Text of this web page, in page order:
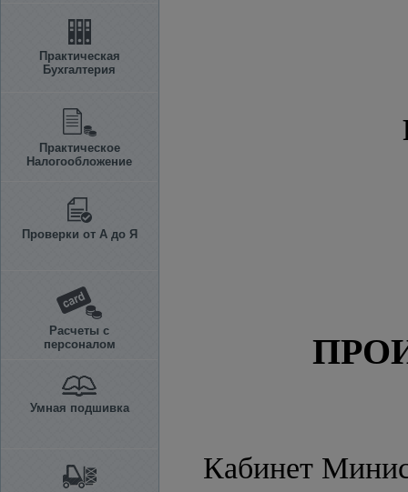
Практическая
Бухгалтерия
Практическое
Налогообложение
Проверки от А до Я
Расчеты с
персоналом
Умная подшивка
Кабинет